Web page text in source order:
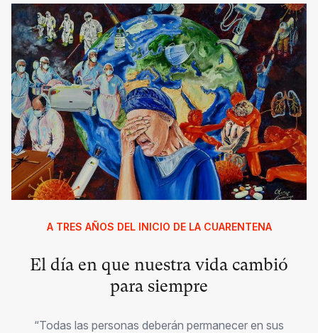
A TRES AÑOS DEL INICIO DE LA CUARENTENA
El día en que nuestra vida cambió
para siempre
“Todas las personas deberán permanecer en sus